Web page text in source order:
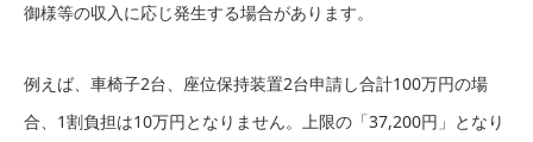
御様等の収入に応じ発生する場合があります。
例えば、車椅子2台、座位保持装置2台申請し合計100万円の場
合、1割負担は10万円となりません。上限の「37,200円」となり